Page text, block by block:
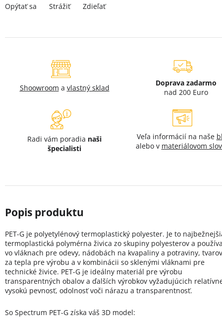
Opýtať sa Strážiť Zdieľať
Shoowroom a vlastný sklad
Doprava zadarmo
nad 200 Euro
Radi vám poradia naši
špecialisti
Veľa informácií na naše
alebo v materiálovom
PET-G je polyetylénový termoplastický polyester. Je to
termoplastická polymérna živica zo skupiny polyesterov a
vo vláknach pre odevy, nádobách na kvapaliny a potraviny,
za tepla pre výrobu a v kombinácii so sklenými vláknami pre
technické živice. PET-G je ideálny materiál pre výrobu
transparentných obalov a ďalších výrobkov vyžadujúcich
vysokú pevnosť, odolnosť voči nárazu a transparentnosť.
So Spectrum PET-G získa váš 3D model: